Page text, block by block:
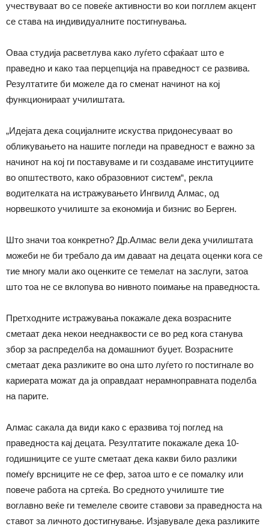
учествуваат во се повеќе активности во кои погллем акцент
се става на индивидуалните постигнувања.
Оваа студија расветлува како луѓето сфаќаат што е
праведно и како таа перцепција на праведност се развива.
Резултатите би можеле да го сменат начинот на кој
функционираат училиштата.
„Идејата дека социјалните искуства придонесуваат во
обликувањето на нашите погледи на праведност е важно за
начинот на кој ги поставуваме и ги создаваме институциите
во општеството, како образовниот систем“, рекла
водителката на истражувањето Ингвилд Алмас, од
норвешкото училиште за економија и бизнис во Берген.
Што значи тоа конкретно? Др.Алмас вели дека училиштата
можеби не би требало да им даваат на децата оценки кога се
тие многу мали ако оценките се темелат на заслуги, затоа
што тоа не се вклопува во нивното поимање на праведноста.
Претходните истражувања покажале дека возрасните
сметаат дека некои нееднаквости се во ред кога станува
збор за распределба на домашниот буџет. Возрасните
сметаат дека разликите во она што луѓето го постигнале во
кариерата можат да ја оправдаат нерамноправната поделба
на парите.
Алмас сакала да види како с еразвива тој поглед на
праведноста кај децата. Резултатите покажале дека 10-
годишниците се уште сметаат дека какви било разлики
помеѓу врсниците не се фер, затоа што е се помалку или
повече работа на сртеќа. Во средното училиште тие
воглавно веќе ги темелеле своите ставови за праведноста на
ставот за личното достигнување. Изјавувале дека разликите